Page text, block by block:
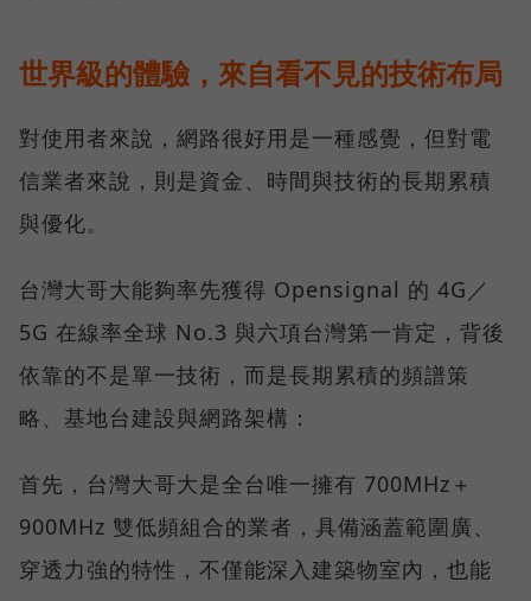
世界級的體驗，來自看不見的技術布局
對使用者來說，網路很好用是一種感覺，但對電
信業者來說，則是資金、時間與技術的長期累積
與優化。
台灣大哥大能夠率先獲得 Opensignal 的 4G／
5G 在線率全球 No.3 與六項台灣第一肯定，背後
依靠的不是單一技術，而是長期累積的頻譜策
略、基地台建設與網路架構：
首先，台灣大哥大是全台唯一擁有 700MHz＋
900MHz 雙低頻組合的業者，具備涵蓋範圍廣、
穿透力強的特性，不僅能深入建築物室內，也能